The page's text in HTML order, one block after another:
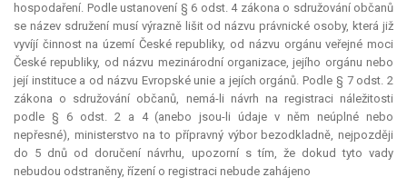
hospodaření. Podle ustanovení § 6 odst. 4 zákona o sdružování občanů
se název sdružení musí výrazně lišit od názvu právnické osoby, která již
vyvíjí činnost na území České republiky, od názvu orgánu veřejné moci
České republiky, od názvu mezinárodní organizace, jejího orgánu nebo
její instituce a od názvu Evropské unie a jejích orgánů. Podle § 7 odst. 2
zákona o sdružování občanů, nemá-li návrh na registraci náležitosti
podle § 6 odst. 2 a 4 (anebo jsou-li údaje v něm neúplné nebo
nepřesné), ministerstvo na to přípravný výbor bezodkladně, nejpozději
do 5 dnů od doručení návrhu, upozorní s tím, že dokud tyto vady
nebudou odstraněny, řízení o registraci nebude zahájeno